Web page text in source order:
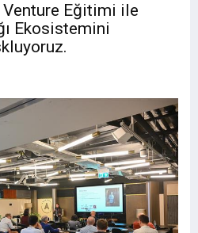
Eğitimi ile
Ekosistemini